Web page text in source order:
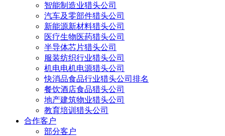
智能制造业猎头公司
汽车及零部件猎头公司
新能源新材料猎头公司
医疗生物医药猎头公司
半导体芯片猎头公司
服装纺织行业猎头公司
机电电机电源猎头公司
快消品食品行业猎头公司排名
餐饮酒店食品猎头公司
地产建筑物业猎头公司
教育培训猎头公司
合作客户
部分客户